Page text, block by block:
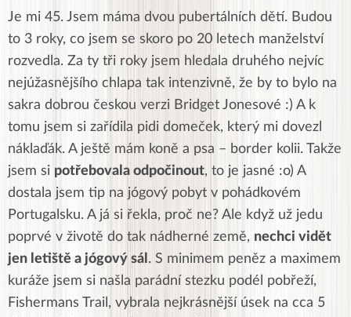
Je mi 45. Jsem máma dvou pubertálních dětí. Budou
to 3 roky, co jsem se skoro po 20 letech manželství
rozvedla. Za ty tři roky jsem hledala druhého nejvíc
nejúžasnějšího chlapa tak intenzivně, že by to bylo na
sakra dobrou českou verzi Bridget Jonesové :) A k
tomu jsem si zařídila pidi domeček, který mi dovezl
náklaďák. A ještě mám koně a psa – border kolii. Takže
jsem si potřebovala odpočinout, to je jasné :o) A
dostala jsem tip na jógový pobyt v pohádkovém
Portugalsku. A já si řekla, proč ne? Ale když už jedu
poprvé v životě do tak nádherné země, nechci vidět
jen letiště a jógový sál . S minimem peněz a maximem
kuráže jsem si našla parádní stezku podél pobřeží,
Fishermans Trail, vybrala nejkrásnější úsek na cca 5